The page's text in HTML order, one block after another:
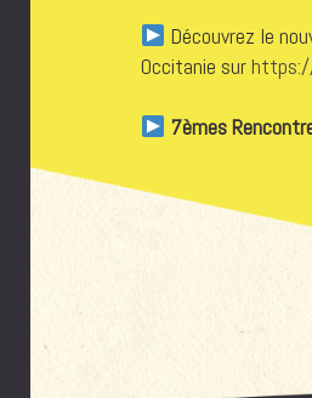
Découvrez le
Occitanie sur
7èmes